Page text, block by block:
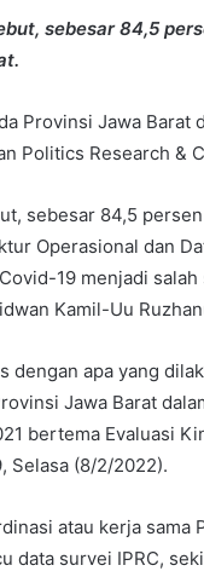
sebesar 84,5
Provinsi Jawa Barat
Politics Research &
sebesar 84,5
Operasional dan
19 menjadi
Kamil-Uu
dengan apa yang
Jawa Barat
bertema Evaluasi
Selasa (8/2/2022).
atau kerja sama
data survei IPRC,